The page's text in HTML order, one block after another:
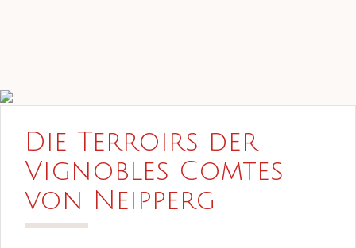
Die Terroirs der
Vignobles Comtes
von Neipperg